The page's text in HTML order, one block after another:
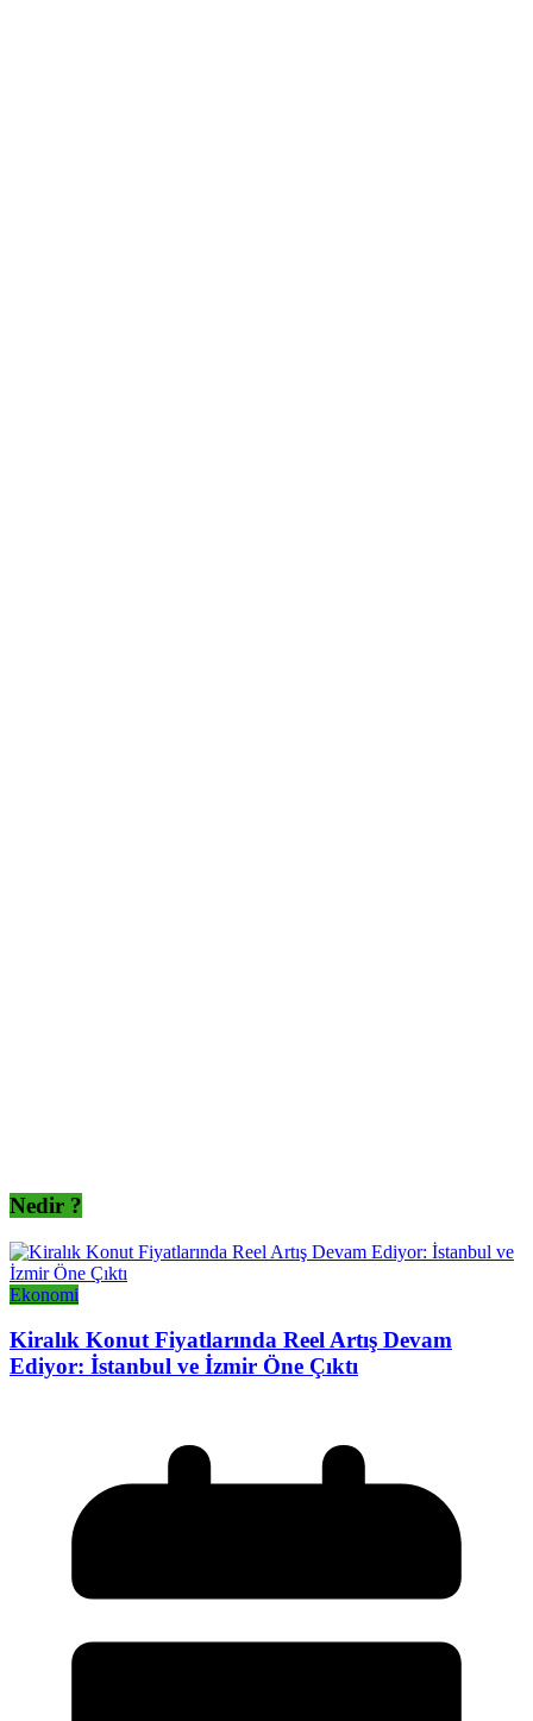
Nedir ?
Ekonomi
Kiralık Konut Fiyatlarında Reel Artış Devam
Ediyor: İstanbul ve İzmir Öne Çıktı